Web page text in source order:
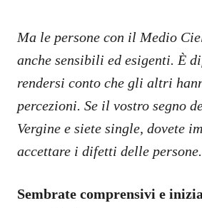
Ma le persone con il Medio
anche sensibili ed esigenti. È
rendersi conto che gli altri
percezioni. Se il vostro segno
Vergine e siete single, dovete
accettare i difetti delle persone.
Sembrate comprensivi e